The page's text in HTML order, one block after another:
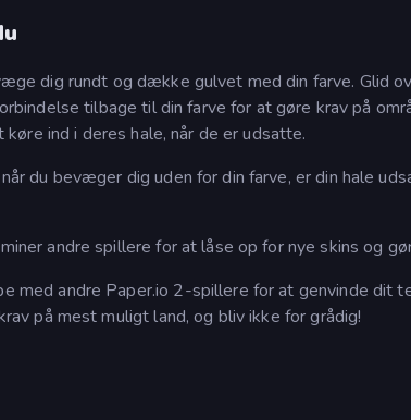
dig rundt og dække gulvet med din farve. Glid
tilbage til din farve for at gøre krav på
ind i deres hale, når de er udsatte.
du bevæger dig uden for din farve, er din hale
andre spillere for at låse op for nye skins og
med andre Paper.io 2-spillere for at genvinde dit
på mest muligt land, og bliv ikke for grådig!